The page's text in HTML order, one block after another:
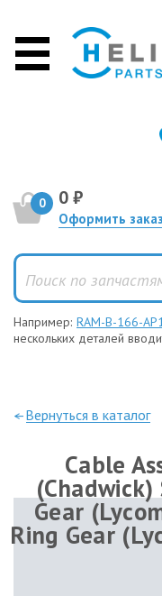
0 0 ₽
Оформить заказ
Например: RAM-B-166-
нескольких деталей
—Вернуться в каталог
Cable
(Chadwick)
Gear
Ring Gear